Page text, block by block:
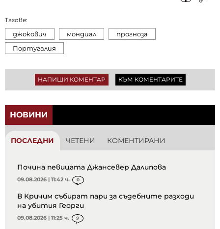
Тагове:
джокович мондиал
прогноза
Португалия
НАПИШИ КОМЕНТАР КЪМ КОМЕНТАРИТЕ
НОВИНИ
ПОСЛЕДНИ ЧЕТЕНИ КОМЕНТИРАНИ
Почина певицата Джансевер Далипова
09.08.2026 | 11:42 ч. 0
В Кричим събират пари за съдебните разходи
на убития Георги
09.08.2026 | 11:25 ч. 9